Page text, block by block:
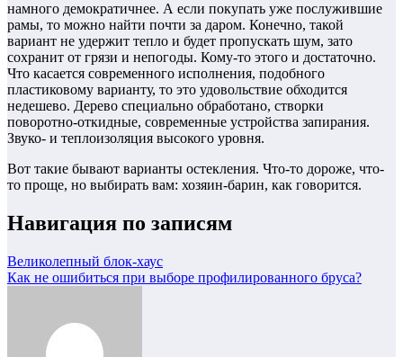
намного демократичнее. А если покупать уже послужившие
рамы, то можно найти почти за даром. Конечно, такой
вариант не удержит тепло и будет пропускать шум, зато
сохранит от грязи и непогоды. Кому-то этого и достаточно.
Что касается современного исполнения, подобного
пластиковому варианту, то это удовольствие обходится
недешево. Дерево специально обработано, створки
поворотно-откидные, современные устройства запирания.
Звуко- и теплоизоляция высокого уровня.
Вот такие бывают варианты остекления. Что-то дороже, что-
то проще, но выбирать вам: хозяин-барин, как говорится.
Навигация по записям
Великолепный блок-хаус
Как не ошибиться при выборе профилированного бруса?